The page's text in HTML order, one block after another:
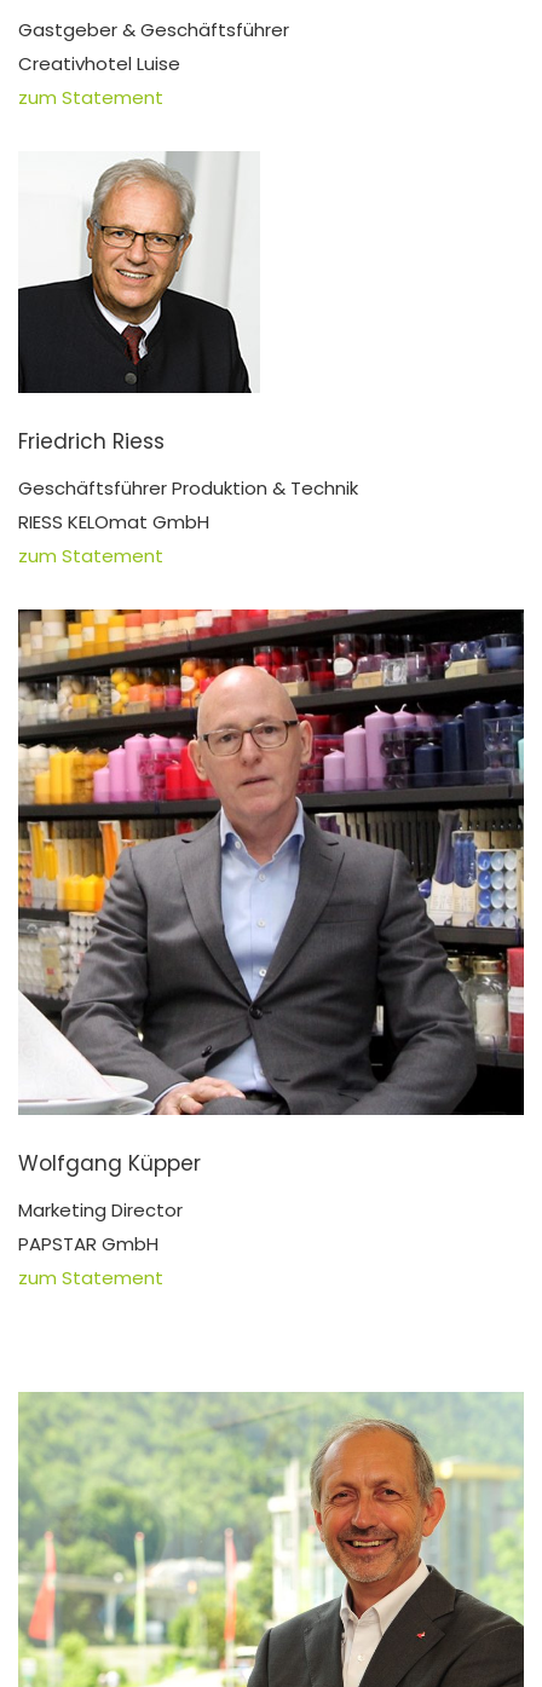
Gastgeber & Geschäftsführer
Creativhotel Luise
zum Statement
Friedrich Riess
Geschäftsführer Produktion & Technik
RIESS KELOmat GmbH
zum Statement
Wolfgang Küpper
Marketing Director
PAPSTAR GmbH
zum Statement